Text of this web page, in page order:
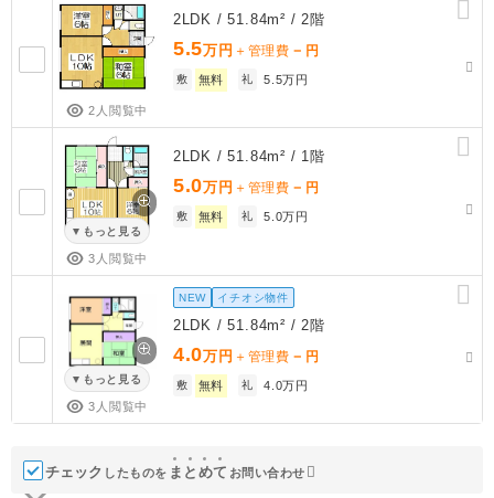
2人閲覧中
2LDK / 51.84m² / 2階
5.5万円 ＋管理費 － 円
敷 無料 礼 5.5万円
もっと見る
3人閲覧中
2LDK / 51.84m² / 1階
5.0万円 ＋管理費 － 円
敷 無料 礼 5.0万円
もっと見る
3人閲覧中
NEW イチオシ物件
2LDK / 51.84m² / 2階
4.0万円 ＋管理費 － 円
敷 無料 礼 4.0万円
チェック したものを ま と めて お問い合わせ